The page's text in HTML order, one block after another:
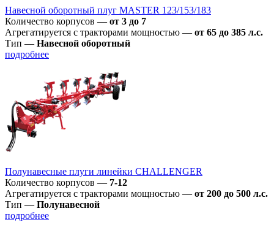
Навесной оборотный плуг MASTER 123/153/183
Количество корпусов — от 3 до 7
Агрегатируется с тракторами мощностью — от 65 до 385 л.с.
Тип — Навесной оборотный
подробнее
Полунавесные плуги линейки CHALLENGER
Количество корпусов — 7-12
Агрегатируется с тракторами мощностью — от 200 до 500 л.с.
Тип — Полунавесной
подробнее